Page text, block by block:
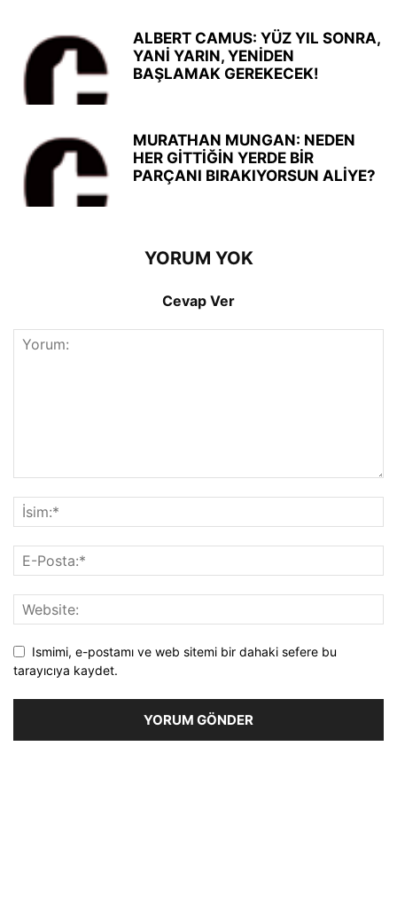
ALBERT CAMUS: YÜZ YIL SONRA,
YANİ YARIN, YENİDEN
BAŞLAMAK GEREKECEK!
MURATHAN MUNGAN: NEDEN
HER GİTTİĞİN YERDE BİR
PARÇANI BIRAKIYORSUN ALİYE?
YORUM YOK
Cevap Ver
Ismimi, e-postamı ve web sitemi bir dahaki sefere bu
tarayıcıya kaydet.